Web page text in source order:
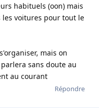
habituels (oon) mais
les voitures pour tout le
mais on
sans doute au
au courant
Répondre